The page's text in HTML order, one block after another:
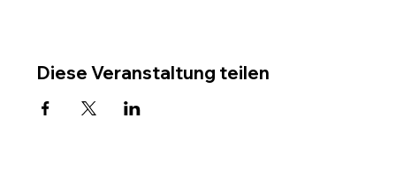
Diese Veranstaltung teilen